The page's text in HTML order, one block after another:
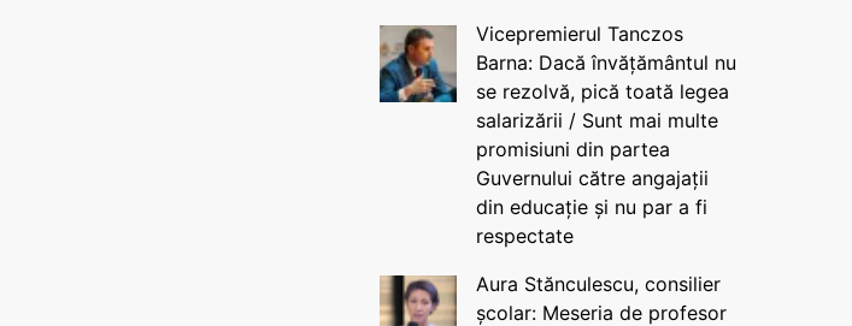
Vicepremierul Tanczos
Barna: Dacă învățământul nu
se rezolvă, pică toată legea
salarizării / Sunt mai multe
promisiuni din partea
Guvernului către angajații
din educație și nu par a fi
respectate
Aura Stănculescu, consilier
școlar: Meseria de profesor